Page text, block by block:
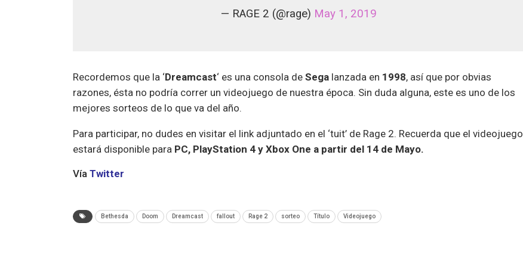
— RAGE 2 (@rage) May 1, 2019
Recordemos que la ‘Dreamcast‘ es una consola de Sega lanzada en 1998, así que por obvias
razones, ésta no podría correr un videojuego de nuestra época. Sin duda alguna, este es uno de los
mejores sorteos de lo que va del año.
Para participar, no dudes en visitar el link adjuntado en el ‘tuit’ de Rage 2. Recuerda que el videojuego
estará disponible para PC, PlayStation 4 y Xbox One a partir del 14 de Mayo.
Vía Twitter
Bethesda Doom Dreamcast fallout Rage 2 sorteo Título Videojuego